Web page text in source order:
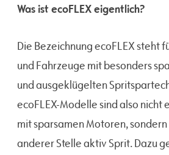
Was ist ecoFLEX eigentlich?
Die Bezeichnung ecoFLEX steht
und Fahrzeuge mit besonders
und ausgeklügelten
ecoFLEX-Modelle sind also nicht
mit sparsamen Motoren,
anderer Stelle aktiv Sprit. Dazu